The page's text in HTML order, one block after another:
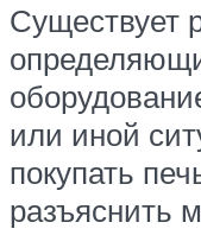
Существует
или иной
покупать
разъяснить